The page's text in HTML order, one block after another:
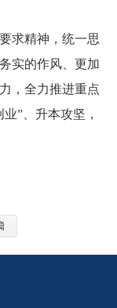
求精神，统一思
实的作风、更加
，全力推进重点
”、升本攻坚，